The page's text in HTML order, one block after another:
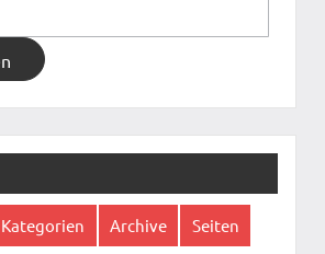
Kategorien Archive Seiten